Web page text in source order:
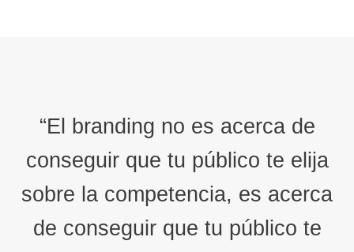
“El branding no es acerca de
conseguir que tu público te elija
sobre la competencia, es acerca
de conseguir que tu público te